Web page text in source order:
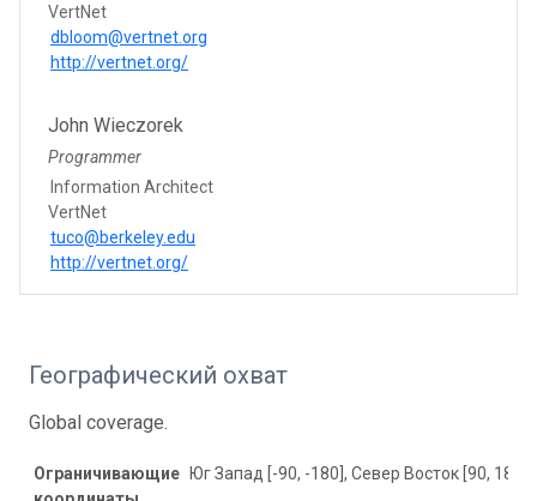
VertNet
dbloom@vertnet.org
http://vertnet.org/
John Wieczorek
Programmer
Information Architect
VertNet
tuco@berkeley.edu
http://vertnet.org/
Географический охват
Global coverage.
Ограничивающие
Юг Запад [-90, -180], Север Восток [90, 180]